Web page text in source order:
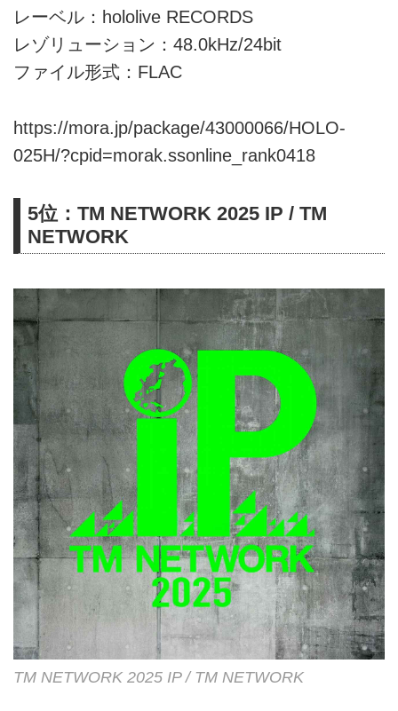
レーベル：hololive RECORDS
レゾリューション：48.0kHz/24bit
ファイル形式：FLAC
https://mora.jp/package/43000066/HOLO-
025H/?cpid=morak.ssonline_rank0418
5位：TM NETWORK 2025 IP / TM
NETWORK
TM NETWORK 2025 IP / TM NETWORK